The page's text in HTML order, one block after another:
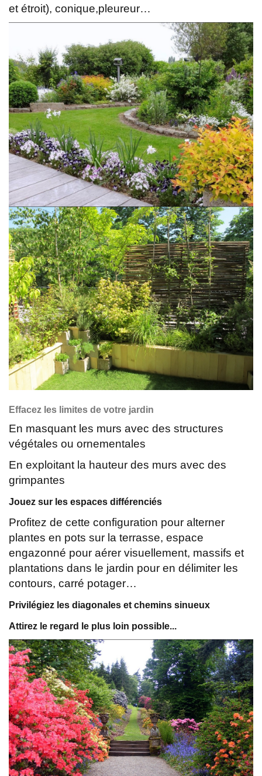
et étroit), conique,pleureur…
Effacez les limites de votre jardin
En masquant les murs avec des structures
végétales ou ornementales
En exploitant la hauteur des murs avec des
grimpantes
Jouez sur les espaces différenciés
Profitez de cette configuration pour alterner
plantes en pots sur la terrasse, espace
engazonné pour aérer visuellement, massifs et
plantations dans le jardin pour en délimiter les
contours, carré potager…
Privilégiez les diagonales et chemins sinueux
Attirez le regard le plus loin possible...